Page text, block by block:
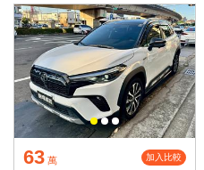
63 萬 加入比較